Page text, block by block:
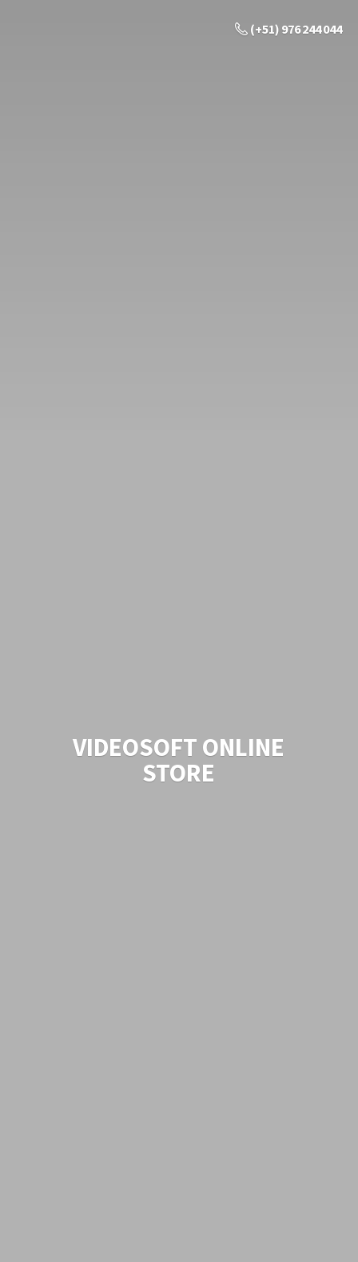
(+51) 976 244 044
VIDEOSOFT ONLINE
STORE